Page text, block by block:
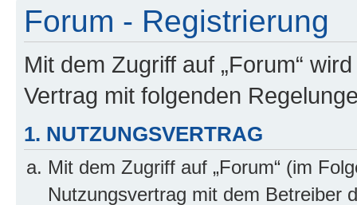
Forum - Registrierung
Mit dem Zugriff auf „Forum“
Vertrag mit folgenden
1. NUTZUNGSVERTRAG
Mit dem Zugriff auf „Forum“ (im
Nutzungsvertrag mit dem Betreiber